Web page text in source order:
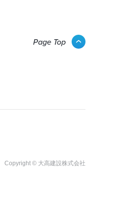
Page Top
Copyright © 大高建設株式会社